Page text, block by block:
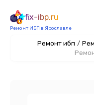
fix-ibp.ru
Ремонт ИБП в Ярославле
Ремонт ибп /